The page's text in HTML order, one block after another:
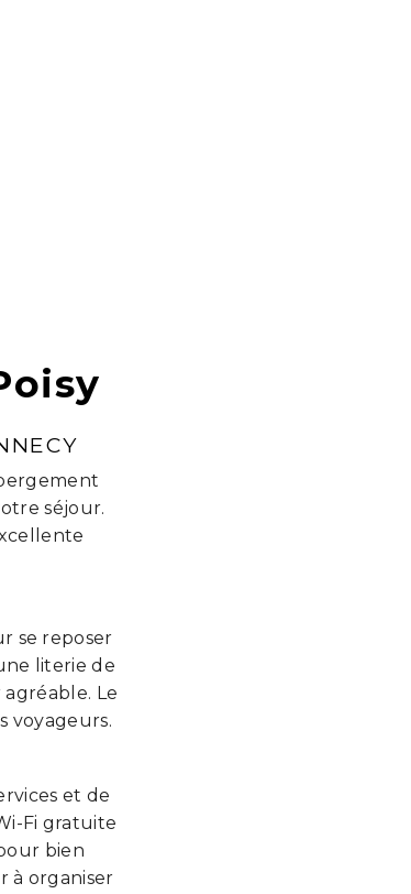
séjour.
se reposer
literie de
Le
voyageurs.
et de
Fi gratuite
bien
à organiser